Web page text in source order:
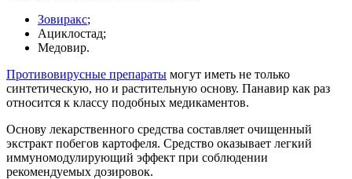
Зовиракс;
Ациклостад;
Медовир.
Противовирусные препараты могут иметь не только
синтетическую, но и растительную основу. Панавир как раз
относится к классу подобных медикаментов.
Основу лекарственного средства составляет очищенный
экстракт побегов картофеля. Средство оказывает легкий
иммуномодулирующий эффект при соблюдении
рекомендуемых дозировок.